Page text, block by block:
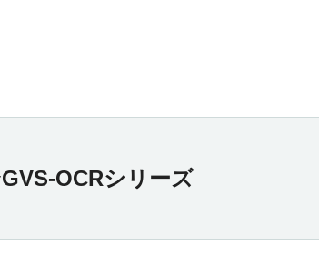
GVS-OCRシリーズ